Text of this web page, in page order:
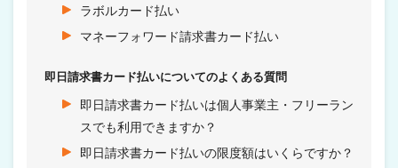
ラボルカード払い
マネーフォワード請求書カード払い
即日請求書カード払いについてのよくある質問
即日請求書カード払いは個人事業主・フリーラン
スでも利用できますか？
即日請求書カード払いの限度額はいくらですか？